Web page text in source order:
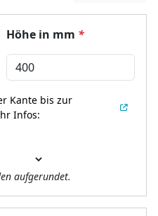
Höhe in mm *
Kante bis zur
Infos:
aufgerundet.